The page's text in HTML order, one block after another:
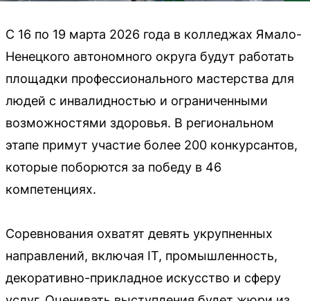
С 16 по 19 марта 2026 года в колледжах Ямало-
Ненецкого автономного округа будут работать
площадки профессионального мастерства для
людей с инвалидностью и ограниченными
возможностями здоровья. В региональном
этапе примут участие более 200 конкурсантов,
которые поборются за победу в 46
компетенциях.
Соревнования охватят девять укрупненных
направлений, включая IT, промышленность,
декоративно-прикладное искусство и сферу